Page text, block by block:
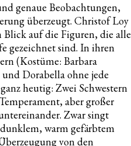
genaue Beobachtungen,
überzeugt. Christof Loy
auf die Figuren, die alle
gezeichnet sind. In ihren
(Kostüme: Barbara
Dorabella ohne jede
heutig: Zwei Schwestern
aber großer
Zwar singt
warm gefärbtem
von den